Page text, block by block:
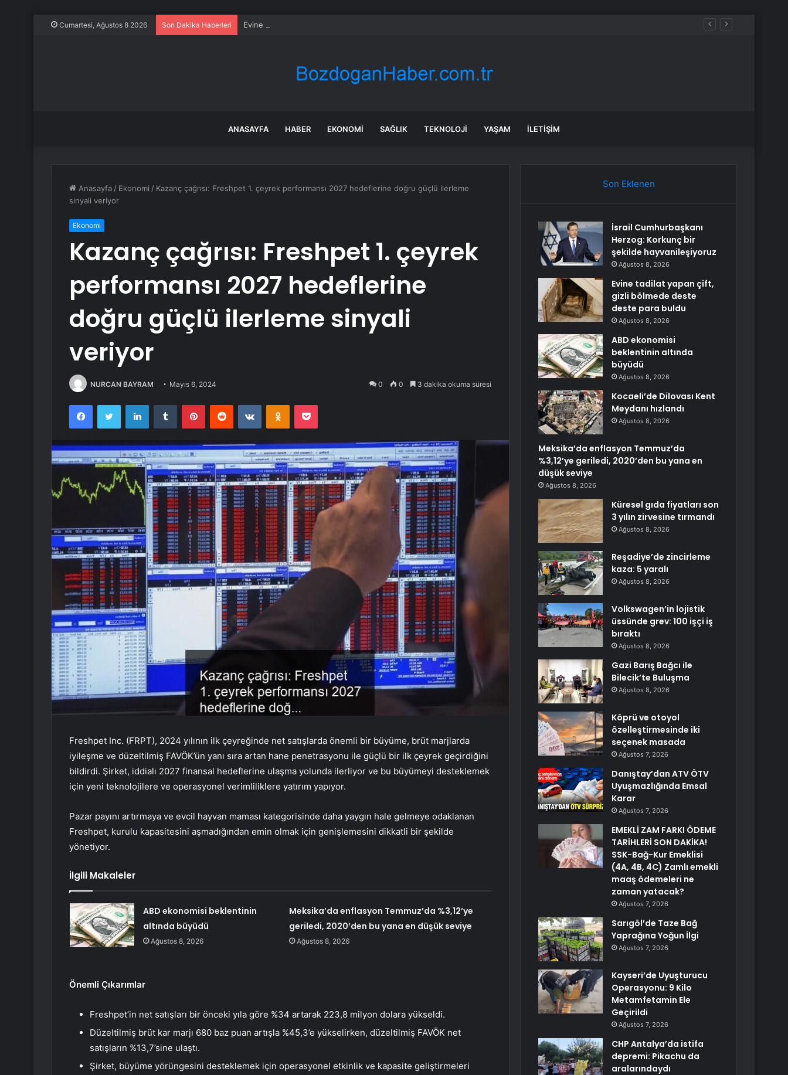
Cumartesi, Ağustos 8 2026 Son Dakika Haberleri Evine tadilat yapan çift, gizli bölmede deste deste para buldu
ANASAYFA HABER EKONOMI SAĞLIK TEKNOLOJI YAŞAM İLETIŞIM
Anasayfa / Ekonomi / Kazanç çağrısı: Freshpet 1. çeyrek performansı 2027 hedeflerine doğru güçlü ilerleme
sinyali veriyor
Ekonomi
Kazanç çağrısı: Freshpet 1. çeyrek
performansı 2027 hedeflerine
doğru güçlü ilerleme sinyali
veriyor
NURCAN BAYRAM Mayıs 6, 2024 0 0 3 dakika okuma süresi
FacebookTwitter LinkedInTumblr PinterestReddit VKontakteOdnoklassniki
Pocket
Freshpet Inc. (FRPT), 2024 yılının ilk çeyreğinde net satışlarda önemli bir büyüme, brüt marjlarda
iyileşme ve düzeltilmiş FAVÖK’ün yanı sıra artan hane penetrasyonu ile güçlü bir ilk çeyrek geçirdiğini
bildirdi. Şirket, iddialı 2027 finansal hedeflerine ulaşma yolunda ilerliyor ve bu büyümeyi desteklemek
için yeni teknolojilere ve operasyonel verimliliklere yatırım yapıyor.
Pazar payını artırmaya ve evcil hayvan maması kategorisinde daha yaygın hale gelmeye odaklanan
Freshpet, kurulu kapasitesini aşmadığından emin olmak için genişlemesini dikkatli bir şekilde
yönetiyor.
İlgili Makaleler
ABD ekonomisi beklentinin
altında büyüdü
Ağustos 8, 2026
Meksika’da enflasyon Temmuz’da %3,12’ye
geriledi, 2020’den bu yana en düşük seviye
Ağustos 8, 2026
Önemli Çıkarımlar
Freshpet’in net satışları bir önceki yıla göre %34 artarak 223,8 milyon dolara yükseldi.
Düzeltilmiş brüt kar marjı 680 baz puan artışla %45,3’e yükselirken, düzeltilmiş FAVÖK net
satışların %13,7’sine ulaştı.
Şirket, büyüme yörüngesini desteklemek için operasyonel etkinlik ve kapasite geliştirmeleri
Son Eklenen
İsrail Cumhurbaşkanı
Herzog: Korkunç bir
şekilde hayvanileşiyoruz
Ağustos 8, 2026
Evine tadilat yapan çift,
gizli bölmede deste
deste para buldu
Ağustos 8, 2026
ABD ekonomisi
beklentinin altında
büyüdü
Ağustos 8, 2026
Kocaeli’de Dilovası Kent
Meydanı hızlandı
Ağustos 8, 2026
Meksika’da enflasyon Temmuz’da
%3,12’ye geriledi, 2020’den bu yana en
düşük seviye
Ağustos 8, 2026
Küresel gıda fiyatları son
3 yılın zirvesine tırmandı
Ağustos 8, 2026
Reşadiye’de zincirleme
kaza: 5 yaralı
Ağustos 8, 2026
Volkswagen’in lojistik
üssünde grev: 100 işçi iş
bıraktı
Ağustos 8, 2026
Gazi Barış Bağcı ile
Bilecik’te Buluşma
Ağustos 8, 2026
Köprü ve otoyol
özelleştirmesinde iki
seçenek masada
Ağustos 7, 2026
Danıştay’dan ATV ÖTV
Uyuşmazlığında Emsal
Karar
Ağustos 7, 2026
EMEKLİ ZAM FARKI ÖDEME
TARİHLERİ SON DAKİKA!
SSK-Bağ-Kur Emeklisi
(4A, 4B, 4C) Zamlı emekli
maaş ödemeleri ne
zaman yatacak?
Ağustos 7, 2026
Sarıgöl’de Taze Bağ
Yaprağına Yoğun İlgi
Ağustos 7, 2026
Kayseri’de Uyuşturucu
Operasyonu: 9 Kilo
Metamfetamin Ele
Geçirildi
Ağustos 7, 2026
CHP Antalya’da istifa
depremi: Pikachu da
aralarındaydı